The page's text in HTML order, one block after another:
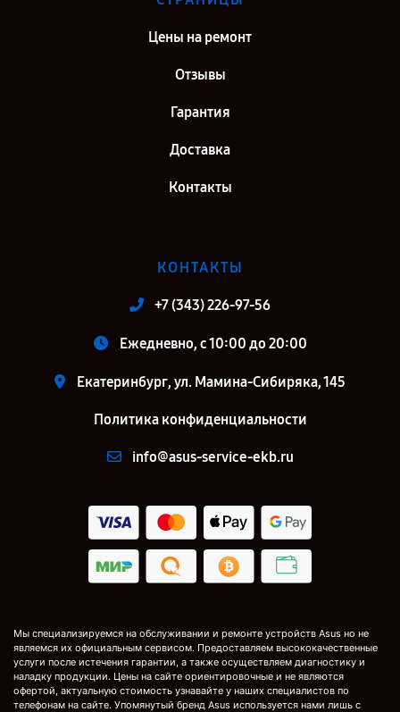
Цены на ремонт
Отзывы
Гарантия
Доставка
Контакты
КОНТАКТЫ
+7 (343) 226-97-56
Ежедневно, с 10:00 до 20:00
Екатеринбург, ул. Мамина-Сибиряка, 145
Политика конфиденциальности
info@asus-service-ekb.ru
Мы специализируемся на обслуживании и ремонте устройств Asus но не
являемся их официальным сервисом. Предоставляем высококачественные
услуги после истечения гарантии, а также осуществляем диагностику и
наладку продукции. Цены на сайте ориентировочные и не являются
офертой, актуальную стоимость узнавайте у наших специалистов по
телефонам на сайте. Упомянутый бренд Asus используется нами лишь с